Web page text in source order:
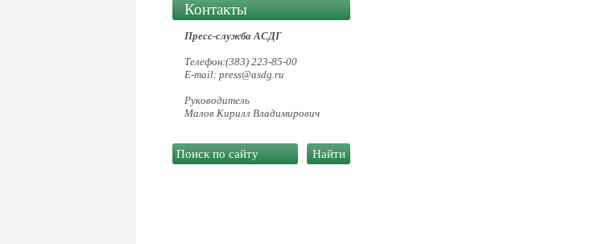
Контакты
Пресс-служба АСДГ
Телефон:(383) 223-85-00
E-mail: press@asdg.ru
Руководитель
Малов Кирилл Владимирович